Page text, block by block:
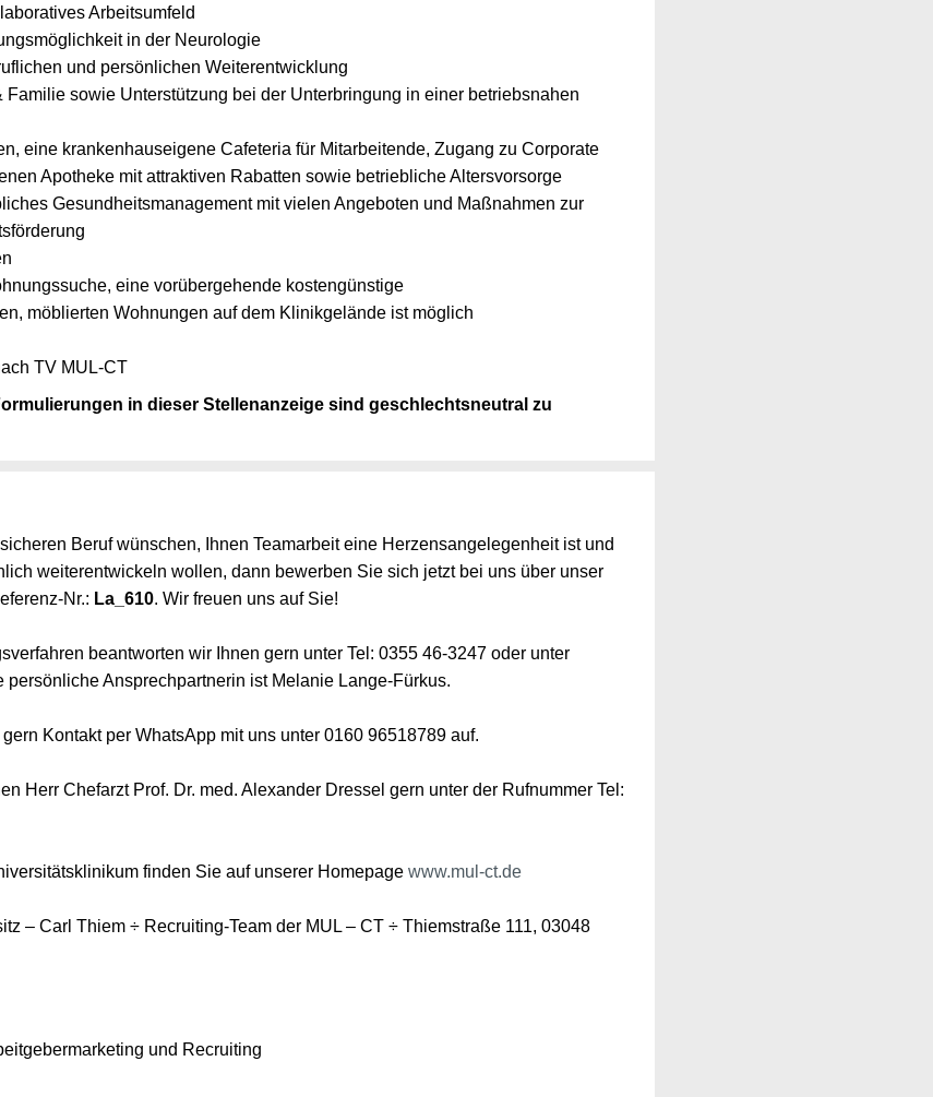
Arbeitsumfeld
in der Neurologie
und persönlichen Weiterentwicklung
Familie sowie Unterstützung bei der Unterbringung in einer betriebsnahen
eine krankenhauseigene Cafeteria für Mitarbeitende, Zugang zu Corporate
Apotheke mit attraktiven Rabatten sowie betriebliche Altersvorsorge
Gesundheitsmanagement mit vielen Angeboten und Maßnahmen zur
eine vorübergehende kostengünstige
möblierten Wohnungen auf dem Klinikgelände ist möglich
TV MUL-CT
in dieser Stellenanzeige sind geschlechtsneutral zu
Beruf wünschen, Ihnen Teamarbeit eine Herzensangelegenheit ist und
weiterentwickeln wollen, dann bewerben Sie sich jetzt bei uns über unser
Nr.: La_610. Wir freuen uns auf Sie!
beantworten wir Ihnen gern unter Tel: 0355 46-3247 oder unter
persönliche Ansprechpartnerin ist Melanie Lange-Fürkus.
Kontakt per WhatsApp mit uns unter 0160 96518789 auf.
Herr Chefarzt Prof. Dr. med. Alexander Dressel gern unter der Rufnummer Tel:
finden Sie auf unserer Homepage www.mul-ct.de
– Carl Thiem ÷ Recruiting-Team der MUL – CT ÷ Thiemstraße 111, 03048
und Recruiting